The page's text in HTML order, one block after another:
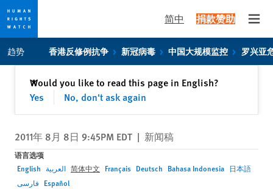
Skip
to
privacy
Skip
to
content
简中 捐款赞助
趋势 香港反修例抗争 新冠病毒 中国大规模监控 罗兴亚
Would you like to read this page in English?
Yes
No, don't ask again
✕关闭
2011年 8月 8日 9:45PM EDT | 新闻稿
语言选项
English العربية 简体中文 Français Deutsch Bahasa Indonesia 日本語
فارسی Español